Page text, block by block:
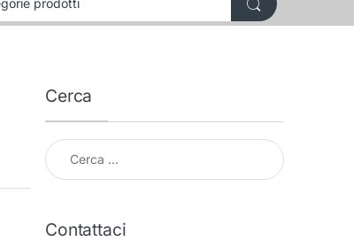
Cerca
Cerca per:
Contattaci